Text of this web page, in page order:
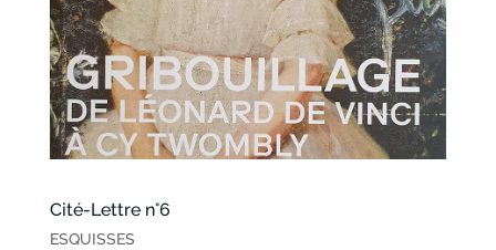
Cité-Lettre n°6
ESQUISSES